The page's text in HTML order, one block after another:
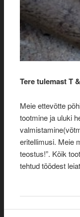
Tere tulemast T
Meie ettevõtte
tootmine ja uluki
eritellimusi. Meie
teostus!”. Kõik
tehtud töödest